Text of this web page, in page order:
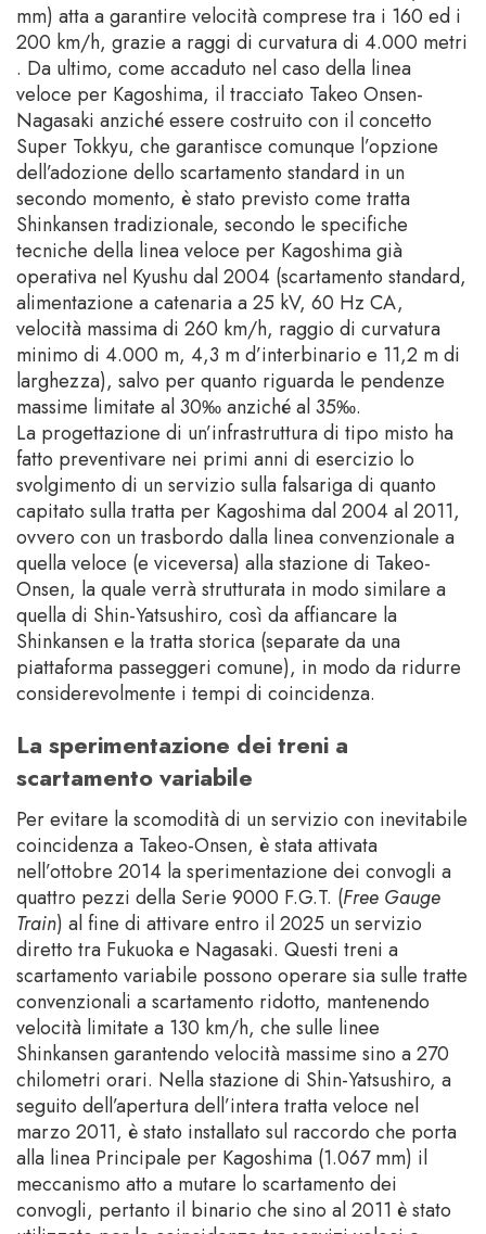
mm) atta a garantire velocità comprese tra i 160 ed i
200 km/h, grazie a raggi di curvatura di 4.000 metri
. Da ultimo, come accaduto nel caso della linea
veloce per Kagoshima, il tracciato Takeo Onsen-
Nagasaki anziché essere costruito con il concetto
Super Tokkyu, che garantisce comunque l’opzione
dell’adozione dello scartamento standard in un
secondo momento, è stato previsto come tratta
Shinkansen tradizionale, secondo le specifiche
tecniche della linea veloce per Kagoshima già
operativa nel Kyushu dal 2004 (scartamento standard,
alimentazione a catenaria a 25 kV, 60 Hz CA,
velocità massima di 260 km/h, raggio di curvatura
minimo di 4.000 m, 4,3 m d’interbinario e 11,2 m di
larghezza), salvo per quanto riguarda le pendenze
massime limitate al 30‰ anziché al 35‰.
La progettazione di un’infrastruttura di tipo misto ha
fatto preventivare nei primi anni di esercizio lo
svolgimento di un servizio sulla falsariga di quanto
capitato sulla tratta per Kagoshima dal 2004 al 2011,
ovvero con un trasbordo dalla linea convenzionale a
quella veloce (e viceversa) alla stazione di Takeo-
Onsen, la quale verrà strutturata in modo similare a
quella di Shin-Yatsushiro, così da affiancare la
Shinkansen e la tratta storica (separate da una
piattaforma passeggeri comune), in modo da ridurre
considerevolmente i tempi di coincidenza.
La sperimentazione dei treni a
scartamento variabile
Per evitare la scomodità di un servizio con inevitabile
coincidenza a Takeo-Onsen, è stata attivata
nell’ottobre 2014 la sperimentazione dei convogli a
quattro pezzi della Serie 9000 F.G.T. (Free Gauge
Train) al fine di attivare entro il 2025 un servizio
diretto tra Fukuoka e Nagasaki. Questi treni a
scartamento variabile possono operare sia sulle tratte
convenzionali a scartamento ridotto, mantenendo
velocità limitate a 130 km/h, che sulle linee
Shinkansen garantendo velocità massime sino a 270
chilometri orari. Nella stazione di Shin-Yatsushiro, a
seguito dell’apertura dell’intera tratta veloce nel
marzo 2011, è stato installato sul raccordo che porta
alla linea Principale per Kagoshima (1.067 mm) il
meccanismo atto a mutare lo scartamento dei
convogli, pertanto il binario che sino al 2011 è stato